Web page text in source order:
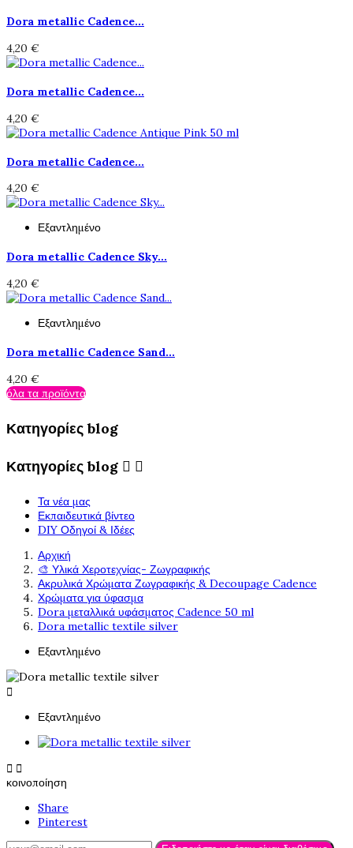
Dora metallic Cadence...
4,20 €
Dora metallic Cadence...
4,20 €
Dora metallic Cadence...
4,20 €
Εξαντλημένο
Dora metallic Cadence Sky...
4,20 €
Εξαντλημένο
Dora metallic Cadence Sand...
4,20 €
όλα τα προϊόντα
Κατηγορίες blog
Κατηγορίες blog  
Τα νέα μας
Εκπαιδευτικά βίντεο
DIY Οδηγοί & Ιδέες
Αρχική
🎨 Υλικά Χεροτεχνίας- Ζωγραφικής
Ακρυλικά Χρώματα Ζωγραφικής & Decoupage Cadence
Χρώματα για ύφασμα
Dora μεταλλικά υφάσματος Cadence 50 ml
Dora metallic textile silver
Εξαντλημένο

Εξαντλημένο
 
κοινοποίηση
Share
Pinterest